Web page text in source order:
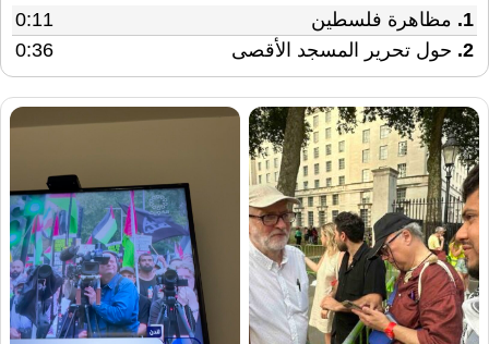
1. مظاهرة فلسطين
0:11
2. حول تحرير المسجد الأقصى 0:36